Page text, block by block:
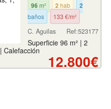
96m² 2 hab 2
baños 133 €/m²
Ref:523177
C. Aguilas
Superficie 96 m² | 2
Calefacción
12.800€